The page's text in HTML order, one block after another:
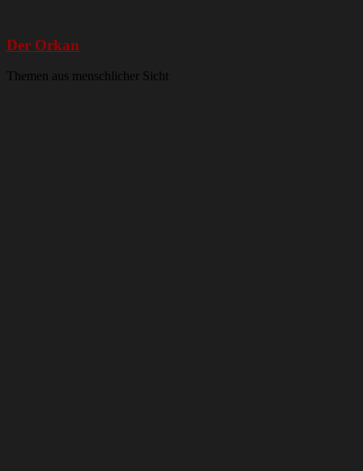
Der Orkan
Themen aus menschlicher Sicht